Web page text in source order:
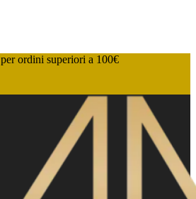
per ordini superiori a 100€